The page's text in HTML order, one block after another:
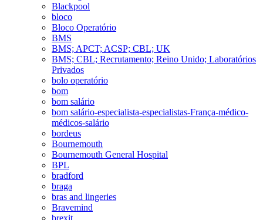
Blackpool
bloco
Bloco Operatório
BMS
BMS; APCT; ACSP; CBL; UK
BMS; CBL; Recrutamento; Reino Unido; Laboratórios
Privados
bolo operatório
bom
bom salário
bom salário-especialista-especialistas-França-médico-
médicos-salário
bordeus
Bournemouth
Bournemouth General Hospital
BPL
bradford
braga
bras and lingeries
Bravemind
brexit